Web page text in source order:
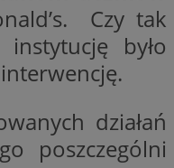
Czy tak
było
działań
poszczególni